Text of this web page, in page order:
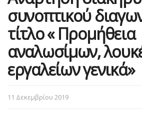
συνοπτικού
τίτλο « Προμήθεια
αναλωσίμων,
εργαλείων γενικά»
11 Δεκεμβρίου 2019